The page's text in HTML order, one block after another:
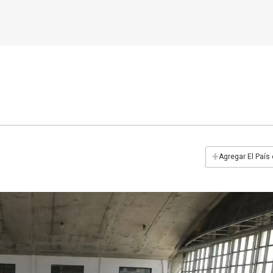
+Agregar El País